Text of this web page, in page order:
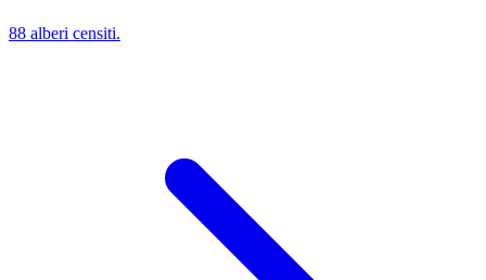
88 alberi censiti.